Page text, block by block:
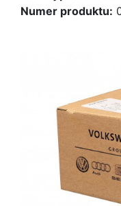
Numer produktu: